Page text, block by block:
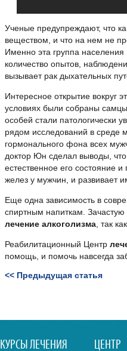
Ученые предупреждают, что
веществом, и что на нем не
Именно эта группа
количество опытов,
вызывает рак дыхательных
Интересное открытие вокруг
условиях были собраны
особей стали патологически
рядом исследований в среде
гормонального фона всех
доктор Юн сделал выводы,
естественное его состояние
желез у мужчин, и развивает
Еще одна зависимость в
спиртным напиткам.
лечение алкоголизма , так
Реабилитационный Центр
помощь, и помочь навсегда
<< Предыдущая статья
КУРСЫ ЛЕЧЕНИЯ ЦЕНТР